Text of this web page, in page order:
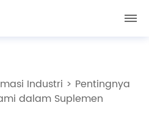
Industri > Pentingnya
dalam Suplemen